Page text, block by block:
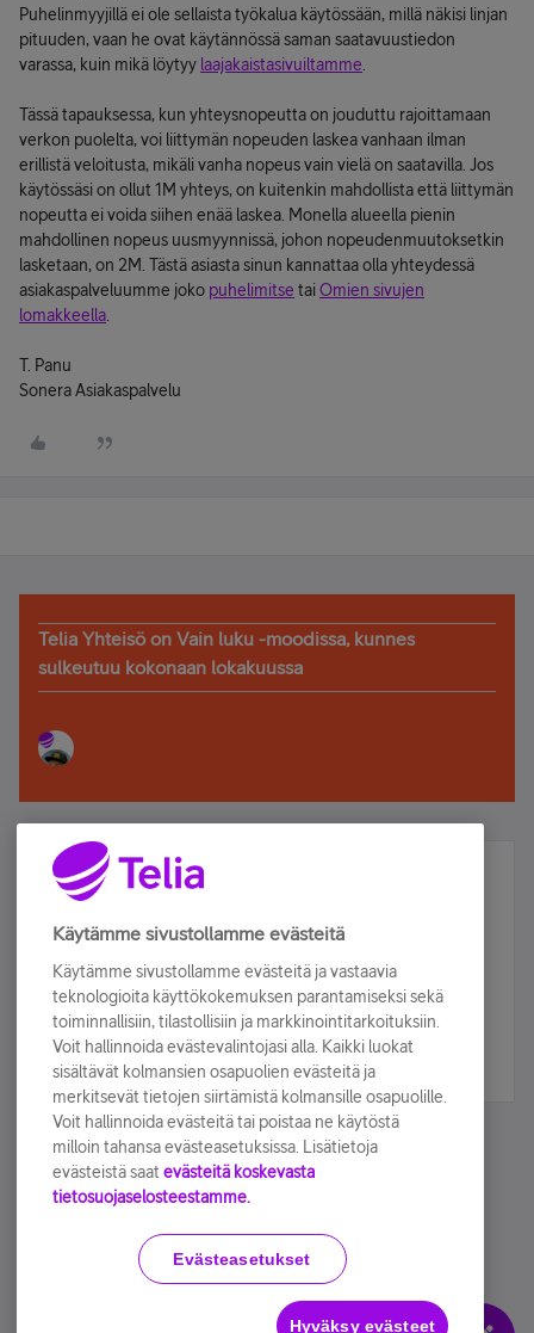
Puhelinmyyjillä ei ole sellaista työkalua käytössään, millä näkisi linjan
pituuden, vaan he ovat käytännössä saman saatavuustiedon
varassa, kuin mikä löytyy laajakaistasivuiltamme
Tässä tapauksessa, kun yhteysnopeutta on jouduttu rajoittamaan
verkon puolelta, voi liittymän nopeuden laskea vanhaan ilman
erillistä veloitusta, mikäli vanha nopeus vain vielä on saatavilla. Jos
käytössäsi on ollut 1M yhteys, on kuitenkin mahdollista että liittymän
nopeutta ei voida siihen enää laskea. Monella alueella pienin
mahdollinen nopeus uusmyynnissä, johon nopeudenmuutoksetkin
lasketaan, on 2M. Tästä asiasta sinun kannattaa olla yhteydessä
asiakaspalveluumme joko puhelimitse taiOmien sivujen
lomakkeella
T. Panu
Sonera Asiakaspalvelu
Telia Yhteisö on Vain luku -moodissa, kunnes
sulkeutuu kokonaan lokakuussa
Älä jää paitsi – osallistu ja voita!
Tilaa Telian uutiskirje ja olet mukana arvonnassa.
sähköpostiisi.
Tilaa nyt
Käyttöehdot Accessibility statement
Käytämme sivustollamme evästeitä
Käytämme sivustollamme evästeitä ja vastaavia
teknologioita käyttökokemuksen parantamiseksi sekä
toiminnallisiin, tilastollisiin ja markkinointitarkoituksiin.
Voit hallinnoida evästevalintojasi alla. Kaikki luokat
sisältävät kolmansien osapuolien evästeitä ja
merkitsevät tietojen siirtämistä kolmansille osapuolille.
Voit hallinnoida evästeitä tai poistaa ne käytöstä
milloin tahansa evästeasetuksissa. Lisätietoja
evästeistä saat evästeitä koskevasta
tietosuojaselosteestamme.
Evästeasetukset
Hyväksy evästeet